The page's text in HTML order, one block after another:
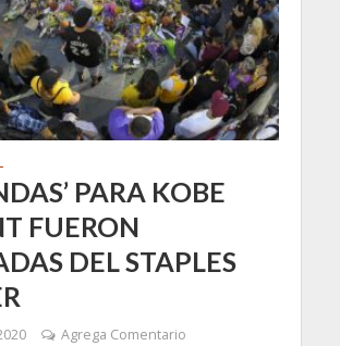
PARA KOBE
FUERON
DEL STAPLES
Agrega Comentario